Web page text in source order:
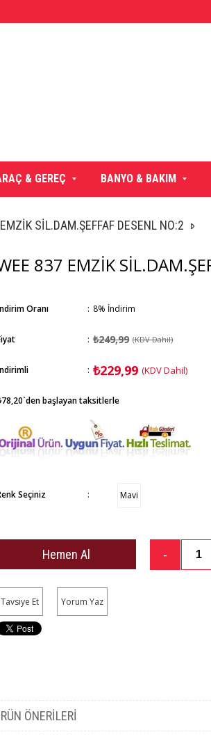
& GEREÇ BANYO & BAKIM
SİL.DAM.ŞEFFAF DESENL NO:2
837 EMZİK
Oranı : %
8 İndirim
: ₺249,99 (KDV Dahil)
: ₺229,99 (KDV Dahil)
`den başlayan taksitlerle
Seçiniz : Mavi
Tavsiye Et Yorum Yaz
ÖNERILERI